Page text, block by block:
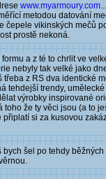
www.myarmoury.com...
metodou datování
čepele vikinských mečů
prostě nekoná.
a z té to chrlit ve
nebyly tak velké jako
z RS dva identické
tehdejší trendy, umělecké
výrobky inspirované
že ty věci jsou (a to
si za kusovou
šel po tehdy běžných